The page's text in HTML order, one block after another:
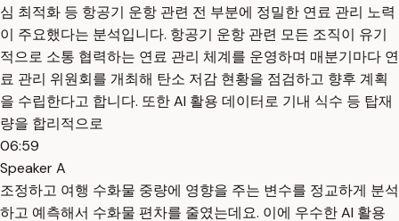
심 최적화 등 항공기 운항 관련 전 부분에 정밀한 연료 관리 노력
이 주요했다는 분석입니다. 항공기 운항 관련 모든 조직이 유기
적으로 소통 협력하는 연료 관리 체계를 운영하며 매분기마다 연
료 관리 위원회를 개최해 탄소 저감 현황을 점검하고 향후 계획
을 수립한다고 합니다. 또한 AI 활용 데이터로 기내 식수 등 탑재
량을 합리적으로
06:59
Speaker A
조정하고 여행 수화물 중량에 영향을 주는 변수를 정교하게 분석
하고 예측해서 수화물 편차를 줄였는데요. 이에 우수한 AI 활용